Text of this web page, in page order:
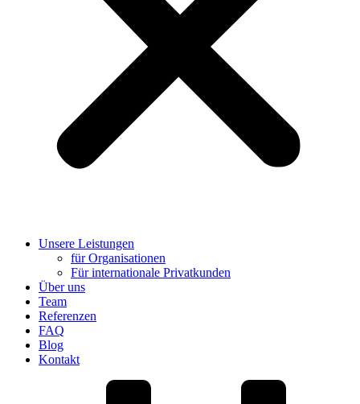
Unsere Leistungen
für Organisationen
Für internationale Privatkunden
Über uns
Team
Referenzen
FAQ
Blog
Kontakt